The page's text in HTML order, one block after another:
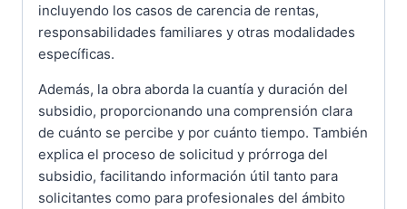
incluyendo los casos de carencia de rentas,
responsabilidades familiares y otras modalidades
específicas.
Además, la obra aborda la cuantía y duración del
subsidio, proporcionando una comprensión clara
de cuánto se percibe y por cuánto tiempo. También
explica el proceso de solicitud y prórroga del
subsidio, facilitando información útil tanto para
solicitantes como para profesionales del ámbito